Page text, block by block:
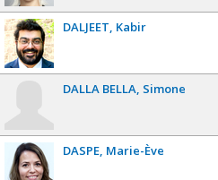
DALJEET Kabir
DALLA BELLA Simone
DASPE Marie-Ève